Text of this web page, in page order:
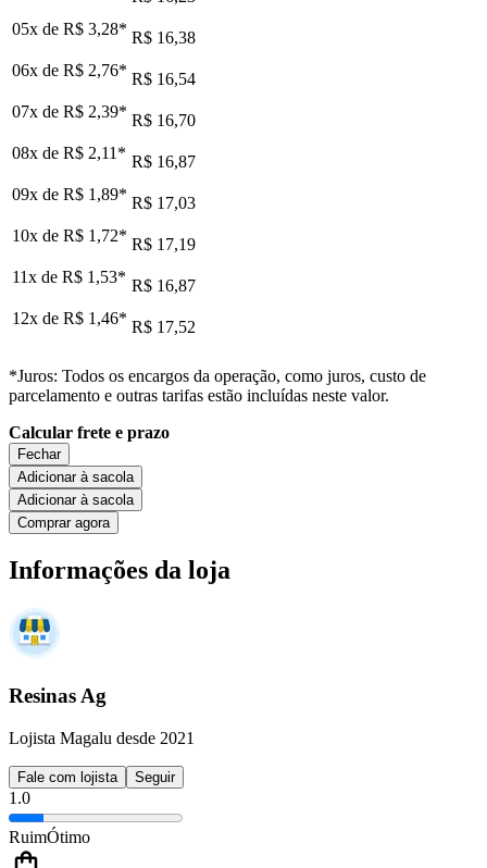
05x de R$ 3,28* R$ 16,38
06x de R$ 2,76* R$ 16,54
07x de R$ 2,39* R$ 16,70
08x de R$ 2,11* R$ 16,87
09x de R$ 1,89* R$ 17,03
10x de R$ 1,72* R$ 17,19
11x de R$ 1,53* R$ 16,87
12x de R$ 1,46* R$ 17,52
*Juros: Todos os encargos da operação, como juros, custo de
parcelamento e outras tarifas estão incluídas neste valor.
Calcular frete e prazo
Fechar
Adicionar à sacola
Adicionar à sacola
Comprar agora
Informações da loja
Resinas Ag
Lojista Magalu desde 2021
Fale com lojista Seguir
1.0
RuimÓtimo